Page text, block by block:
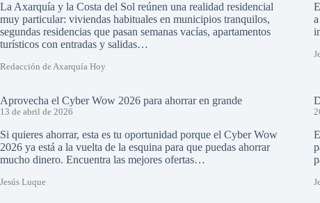
La Axarquía y la Costa del Sol reúnen una realidad residencial
muy particular: viviendas habituales en municipios tranquilos,
segundas residencias que pasan semanas vacías, apartamentos
turísticos con entradas y salidas…
Redacción de Axarquía Hoy
Aprovecha el Cyber Wow 2026 para ahorrar en grande
13 de abril de 2026
Si quieres ahorrar, esta es tu oportunidad porque el Cyber Wow
2026 ya está a la vuelta de la esquina para que puedas ahorrar
mucho dinero. Encuentra las mejores ofertas…
Jesús Luque